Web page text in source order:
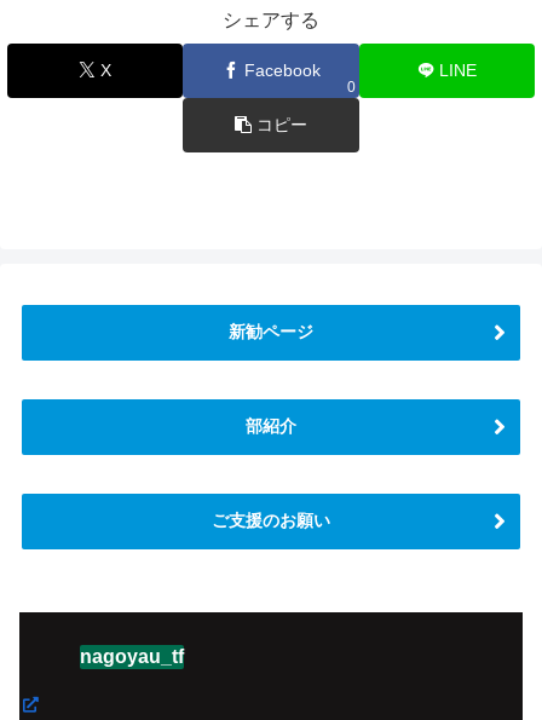
シェアする
X Facebook
0
LINE
コピー
新勧ページ
部紹介
ご支援のお願い
nagoyau_tf